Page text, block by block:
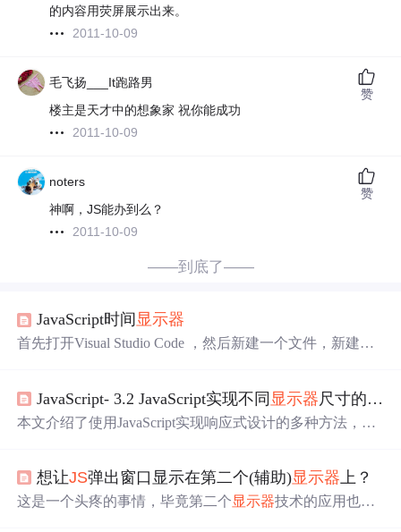
的内容用荧屏展示出来。
2011-10-09
毛飞扬___It跑路男
楼主是天才中的想象家 祝你能成功
2011-10-09
赞
noters
神啊，JS能办到么？
2011-10-09
赞
——到底了——
JavaScript时间 显示器
首先打开Visual Studio Code ，然后新建一个文件，新建好
和CSS都是很简单的我就省略了都是一些很常用的一些基
础 3.接下来给大家显示js部分 以上是一种方法，当然也有
JavaScript- 3.2 JavaScript实现不同 显示器 尺寸的响应式主题和页面
本文介绍了使用JavaScript实现响应式设计的多种方法，包
动态加载不同资源文件4. 结合CSS变量与JavaScript5. 利用C
SS框架的响应式工具文章提供了详细代码示例，展示了如
想让JS弹出窗口显示在第二个(辅助)显示器 上？
这是一个头疼的事情，毕竟第二个显示器技术的应用也就